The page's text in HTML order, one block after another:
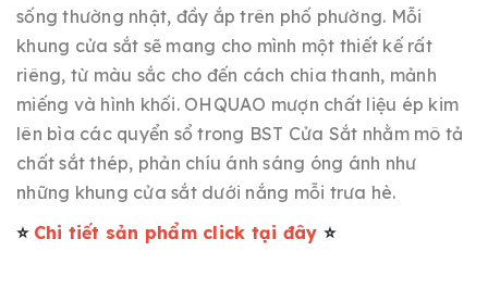
sống thường nhật, đầy ắp trên phố phường. Mỗi
khung cửa sắt sẽ mang cho mình một thiết kế rất
riêng, từ màu sắc cho đến cách chia thanh, mảnh
miếng và hình khối. OHQUAO mượn chất liệu ép kim
lên bìa các quyển sổ trong BST Cửa Sắt nhằm mô tả
chất sắt thép, phản chíu ánh sáng óng ánh như
những khung cửa sắt dưới nắng mỗi trưa hè.
⭐️ Chi tiết sản phẩm click tại đây ⭐️